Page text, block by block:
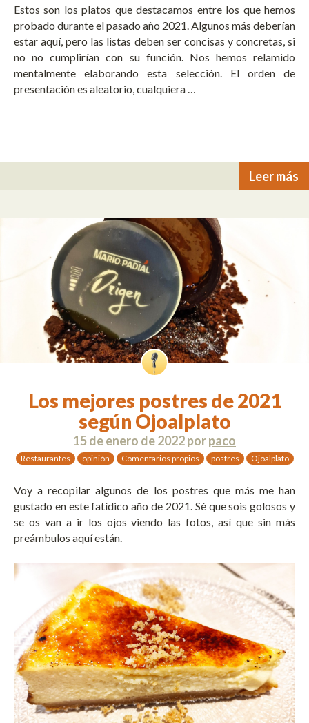
Estos son los platos que destacamos entre los que hemos
probado durante el pasado año 2021. Algunos más deberían
estar aquí, pero las listas deben ser concisas y concretas, si
no no cumplirían con su función. Nos hemos relamido
mentalmente elaborando esta selección. El orden de
presentación es aleatorio, cualquiera …
Leer más
Los mejores postres de 2021
según Ojoalplato
15 de enero de 2022porpaco
Restaurantes opinión Comentarios propios postres Ojoalplato
Voy a recopilar algunos de los postres que más me han
gustado en este fatídico año de 2021. Sé que sois golosos y
se os van a ir los ojos viendo las fotos, así que sin más
preámbulos aquí están.